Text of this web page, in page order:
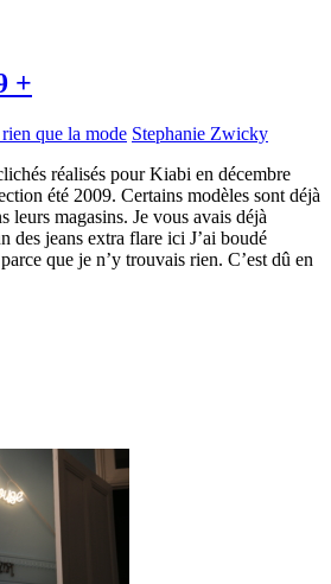
+
que la mode Stephanie Zwicky
réalisés pour Kiabi en décembre
été 2009. Certains modèles sont déjà
leurs magasins. Je vous avais déjà
des jeans extra flare ici J’ai boudé
que je n’y trouvais rien. C’est dû en